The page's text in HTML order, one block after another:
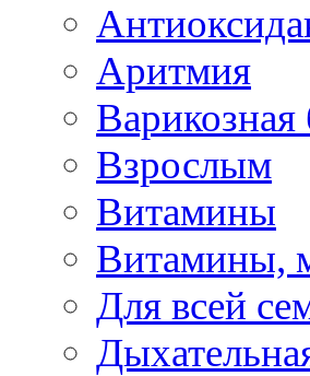
Аритмия
Варикозная
Взрослым
Витамины
Витамины,
Для всей